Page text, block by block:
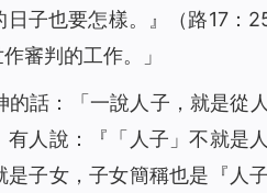
子也要怎樣。
』（路17：
審判的工作。」
話：「一說人子，就是從
人說：『「人子」不就是
子女，子女簡稱也是『人